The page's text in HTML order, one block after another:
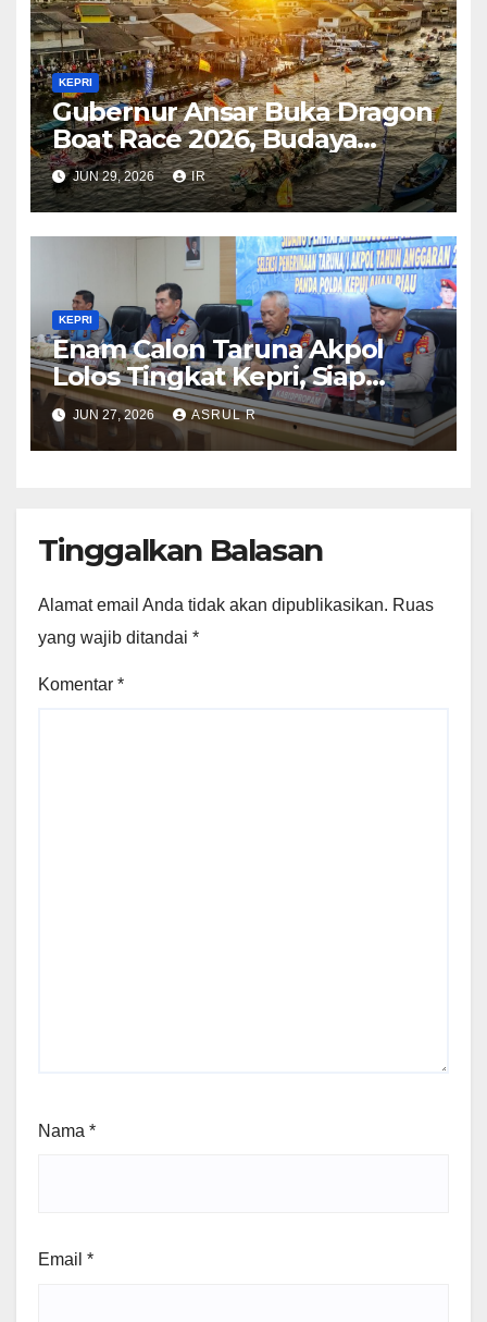
KEPRI
Gubernur Ansar Buka Dragon
Boat Race 2026, Budaya
Bahari Dongkrak Pariwisata
Kepri
JUN 29, 2026 IR
KEPRI
Enam Calon Taruna Akpol
Lolos Tingkat Kepri, Siap
Mengikuti Seleksi Akpol
Tingkat Pusat 2 Juli 2026
JUN 27, 2026 ASRUL R
Tinggalkan Balasan
Alamat email Anda tidak akan dipublikasikan. Ruas
yang wajib ditandai *
Komentar *
Nama *
Email *